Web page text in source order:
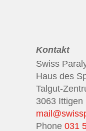
Kontakt
Swiss
Haus des
Talgut-
3063 Ittigen
Phone 031